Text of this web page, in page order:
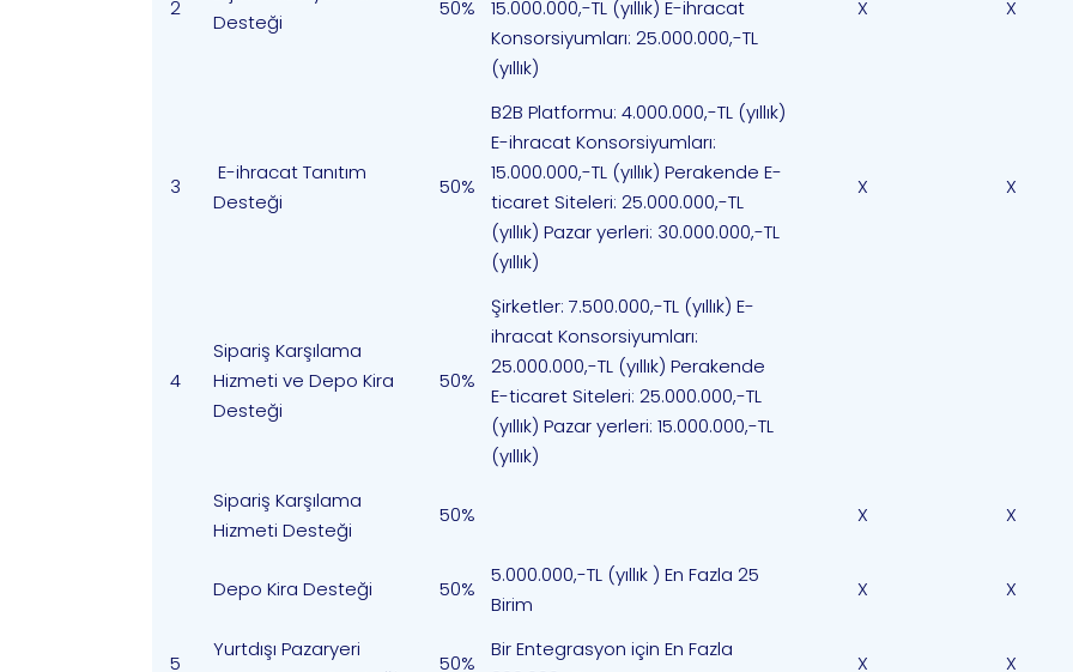
2
Desteği
50%
15.000.000,-TL (yıllık) E-ihracat
Konsorsiyumları: 25.000.000,-TL
(yıllık)
X X
3
E-ihracat Tanıtım
Desteği
50%
B2B Platformu: 4.000.000,-TL (yıllık)
E-ihracat Konsorsiyumları:
15.000.000,-TL (yıllık) Perakende E-
ticaret Siteleri: 25.000.000,-TL
(yıllık) Pazar yerleri: 30.000.000,-TL
(yıllık)
X X
4
Sipariş Karşılama
Hizmeti ve Depo Kira
Desteği
50%
Şirketler: 7.500.000,-TL (yıllık) E-
ihracat Konsorsiyumları:
25.000.000,-TL (yıllık) Perakende
E-ticaret Siteleri: 25.000.000,-TL
(yıllık) Pazar yerleri: 15.000.000,-TL
(yıllık)
Sipariş Karşılama
Hizmeti Desteği
50% X X
Depo Kira Desteği 50%
5.000.000,-TL (yıllık ) En Fazla 25
Birim
X X
5
Yurtdışı Pazaryeri
50%
Bir Entegrasyon için En Fazla
X X